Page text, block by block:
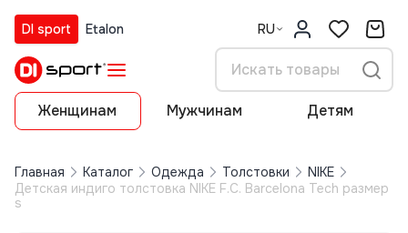
DI sport Etalon RU
Женщинам Мужчинам Детям
Главная Каталог Одежда Толстовки
NIKE
Детская индиго толстовка NIKE F.C. Barcelona Tech размер
s